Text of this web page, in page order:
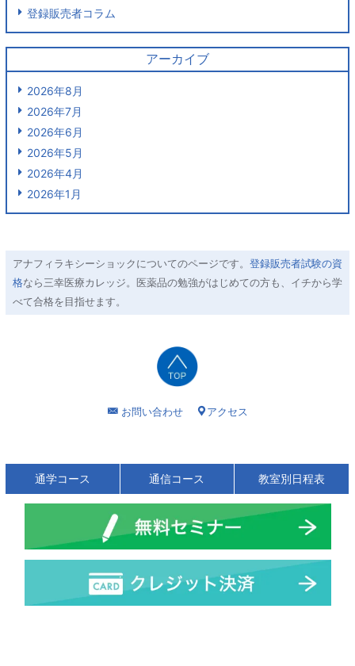
登録販売者コラム
アーカイブ
2026年8月
2026年7月
2026年6月
2026年5月
2026年4月
2026年1月
アナフィラキシーショックについてのページです。 登録販売者試験の資
格なら三幸医療カレッジ。医薬品の勉強がはじめての方も、イチから学
べて合格を目指せます。
お問い合わせ アクセス
通学コース 通信コース 教室別日程表